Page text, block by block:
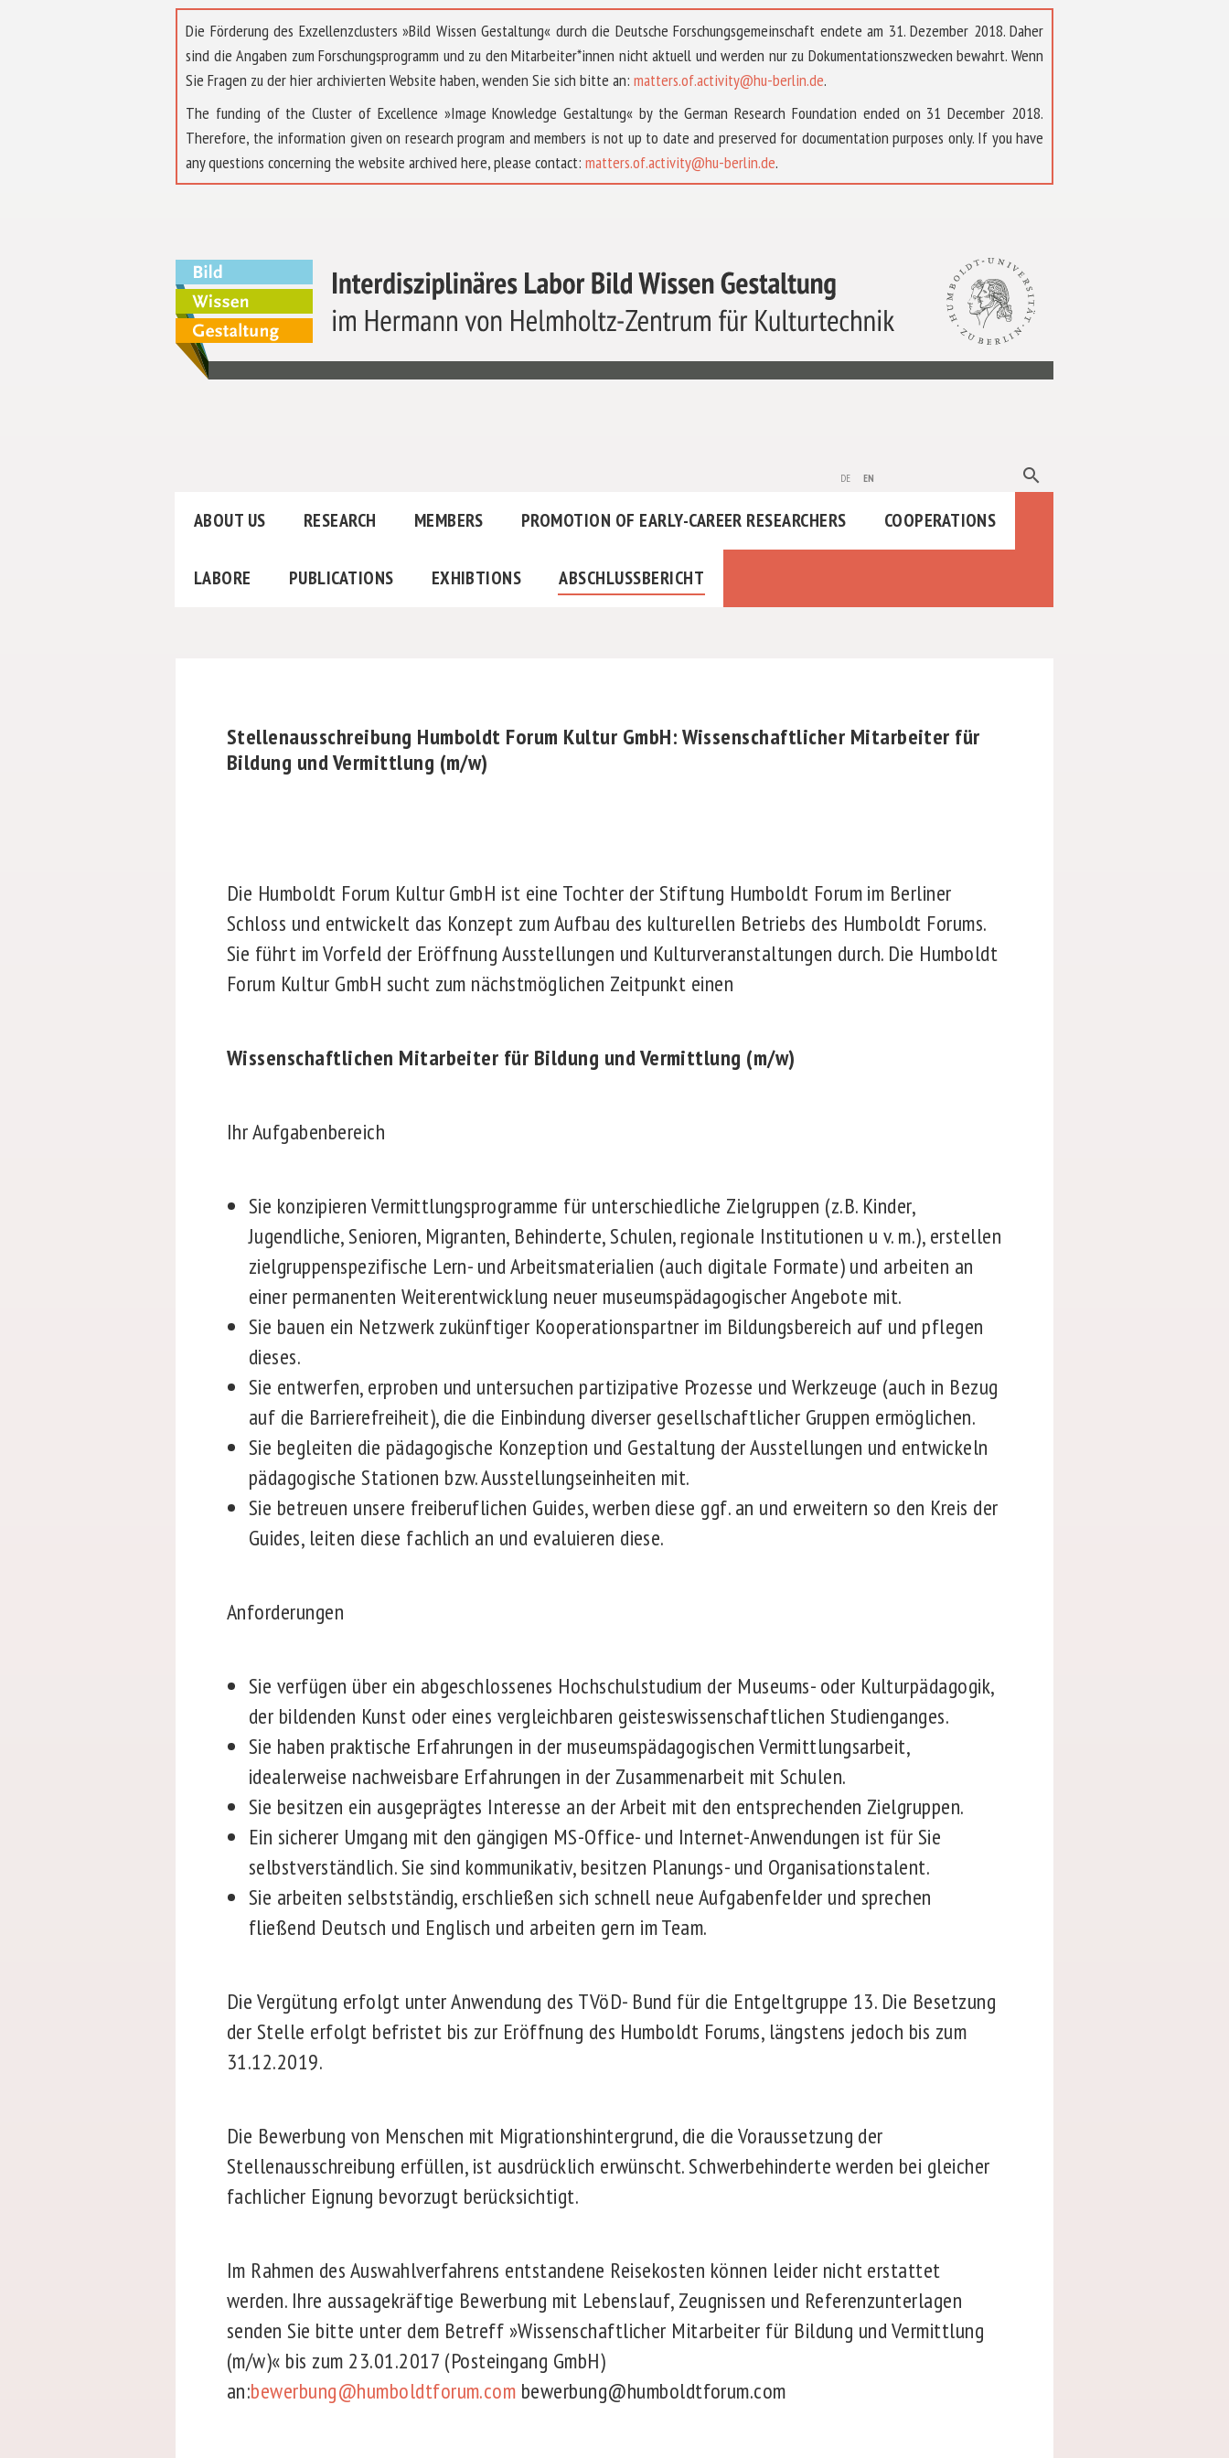
Die Förderung des Exzellenzclusters »Bild Wissen Gestaltung« durch die Deutsche Forschungsgemeinschaft endete am 31. Dezember 2018. Daher
sind die Angaben zum Forschungsprogramm und zu den Mitarbeiter*innen nicht aktuell und werden nur zu Dokumentationszwecken bewahrt. Wenn
Sie Fragen zu der hier archivierten Website haben, wenden Sie sich bitte an: matters.of.activity@hu-berlin.de.
The funding of the Cluster of Excellence »Image Knowledge Gestaltung« by the German Research Foundation ended on 31 December 2018.
Therefore, the information given on research program and members is not up to date and preserved for documentation purposes only. If you have
any questions concerning the website archived here, please contact: matters.of.activity@hu-berlin.de.
de en search
ABOUT US RESEARCH MEMBERS PROMOTION OF EARLY-CAREER RESEARCHERS COOPERATIONS
LABORE PUBLICATIONS EXHIBTIONS ABSCHLUSSBERICHT
Stellenausschreibung Humboldt Forum Kultur GmbH: Wissenschaftlicher Mitarbeiter für
Bildung und Vermittlung (m/w)
Die Humboldt Forum Kultur GmbH ist eine Tochter der Stiftung Humboldt Forum im Berliner
Schloss und entwickelt das Konzept zum Aufbau des kulturellen Betriebs des Humboldt Forums.
Sie führt im Vorfeld der Eröffnung Ausstellungen und Kulturveranstaltungen durch. Die Humboldt
Forum Kultur GmbH sucht zum nächstmöglichen Zeitpunkt einen
Wissenschaftlichen Mitarbeiter für Bildung und Vermittlung (m/w)
Ihr Aufgabenbereich
Sie konzipieren Vermittlungsprogramme für unterschiedliche Zielgruppen (z.B. Kinder,
Jugendliche, Senioren, Migranten, Behinderte, Schulen, regionale Institutionen u v. m.), erstellen
zielgruppenspezifische Lern- und Arbeitsmaterialien (auch digitale Formate) und arbeiten an
einer permanenten Weiterentwicklung neuer museumspädagogischer Angebote mit.
Sie bauen ein Netzwerk zukünftiger Kooperationspartner im Bildungsbereich auf und pflegen
dieses.
Sie entwerfen, erproben und untersuchen partizipative Prozesse und Werkzeuge (auch in Bezug
auf die Barrierefreiheit), die die Einbindung diverser gesellschaftlicher Gruppen ermöglichen.
Sie begleiten die pädagogische Konzeption und Gestaltung der Ausstellungen und entwickeln
pädagogische Stationen bzw. Ausstellungseinheiten mit.
Sie betreuen unsere freiberuflichen Guides, werben diese ggf. an und erweitern so den Kreis der
Guides, leiten diese fachlich an und evaluieren diese.
Anforderungen
Sie verfügen über ein abgeschlossenes Hochschulstudium der Museums-oder Kulturpädagogik,
der bildenden Kunst oder eines vergleichbaren geisteswissenschaftlichen Studienganges.
Sie haben praktische Erfahrungen in der museumspädagogischen Vermittlungsarbeit,
idealerweise nachweisbare Erfahrungen in der Zusammenarbeit mit Schulen.
Sie besitzen ein ausgeprägtes Interesse an der Arbeit mit den entsprechenden Zielgruppen.
Ein sicherer Umgang mit den gängigen MS-Office- und Internet-Anwendungen ist für Sie
selbstverständlich. Sie sind kommunikativ, besitzen Planungs- und Organisationstalent.
Sie arbeiten selbstständig, erschließen sich schnell neue Aufgabenfelder und sprechen
fließend Deutsch und Englisch und arbeiten gern im Team.
Die Vergütung erfolgt unter Anwendung des TVöD- Bund für die Entgeltgruppe 13. Die Besetzung
der Stelle erfolgt befristet bis zur Eröffnung des Humboldt Forums, längstens jedoch bis zum
31.12.2019.
Die Bewerbung von Menschen mit Migrationshintergrund, die die Voraussetzung der
Stellenausschreibung erfüllen, ist ausdrücklich erwünscht. Schwerbehinderte werden bei gleicher
fachlicher Eignung bevorzugt berücksichtigt.
Im Rahmen des Auswahlverfahrens entstandene Reisekosten können leider nicht erstattet
werden. Ihre aussagekräftige Bewerbung mit Lebenslauf, Zeugnissen und Referenzunterlagen
senden Sie bitte unter dem Betreff »Wissenschaftlicher Mitarbeiter für Bildung und Vermittlung
(m/w)« bis zum 23.01.2017 (Posteingang GmbH)
an:bewerbung@humboldtforum.com bewerbung@humboldtforum.com